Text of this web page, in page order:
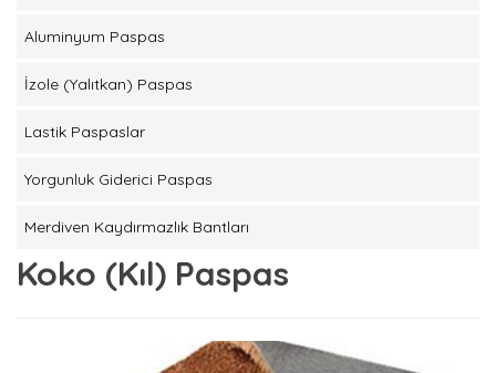
Aluminyum Paspas
İzole (Yalıtkan) Paspas
Lastik Paspaslar
Yorgunluk Giderici Paspas
Merdiven Kaydırmazlık Bantları
Koko (Kıl) Paspas